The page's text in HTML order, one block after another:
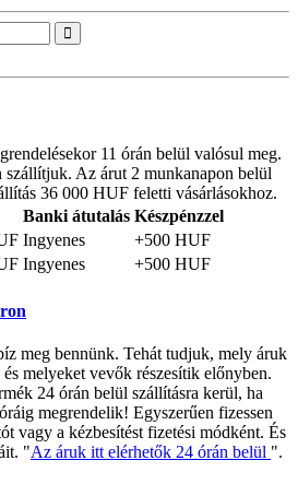
11 órán belül valósul meg.
szállítjuk. Az árut 2 munkanapon belül
36 000 HUF feletti vásárlásokhoz.
Banki átutalás Készpénzzel
Ingyenes
+500 HUF
Ingyenes +500 HUF
meg bennünk. Tehát tudjuk, mely áruk
melyeket vevők részesítik előnyben.
24 órán belül szállításra kerül, ha
megrendelik! Egyszerűen fizessen
vagy a kézbesítést fizetési módként. És
"Az áruk itt elérhetők 24 órán belül ".